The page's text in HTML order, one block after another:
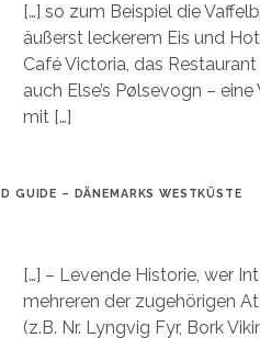
[…] so zum Beispiel die
äußerst leckerem Eis und
Café Victoria, das
auch Else’s Pølsevogn –
mit […]
GUIDE – DÄNEMARKS WESTKÜSTE
[…] – Levende Historie, wer
mehreren der zugehörigen
(z.B. Nr. Lyngvig Fyr, Bork